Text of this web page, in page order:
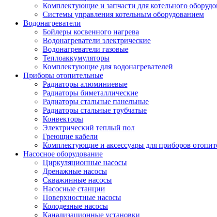
Комплектующие и запчасти для котельного
Системы управления котельным оборудованием
Водонагреватели
Бойлеры косвенного нагрева
Водонагреватели электрические
Водонагреватели газовые
Теплоаккумуляторы
Комплектующие для водонагревателей
Приборы отопительные
Радиаторы алюминиевые
Радиаторы биметаллические
Радиаторы стальные панельные
Радиаторы стальные трубчатые
Конвекторы
Электрический теплый пол
Греющие кабели
Комплектующие и аксессуары для приборов
Насосное оборудование
Циркуляционные насосы
Дренажные насосы
Скважинные насосы
Насосные станции
Поверхностные насосы
Колодезные насосы
Канализационные установки